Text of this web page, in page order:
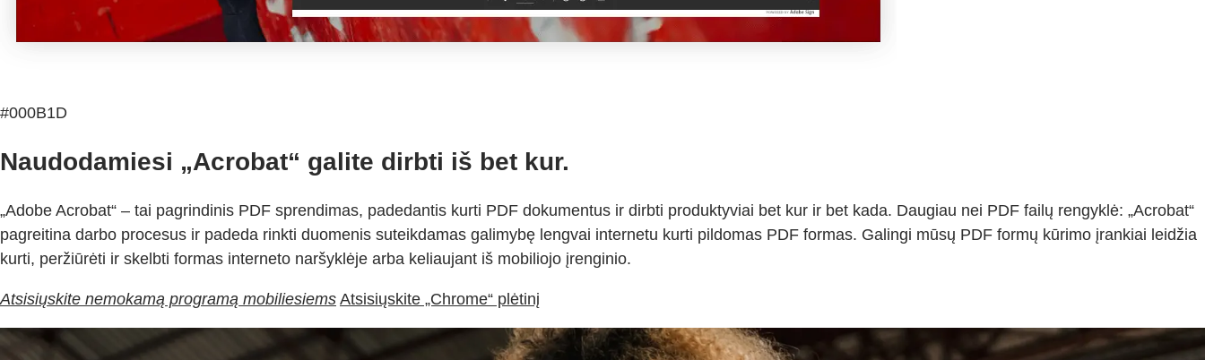
#000B1D
Naudodamiesi „Acrobat“ galite dirbti iš bet kur.
„Adobe Acrobat“ – tai pagrindinis PDF sprendimas, padedantis kurti PDF dokumentus ir dirbti produktyviai bet kur ir bet kada. Daugiau nei PDF failų rengyklė: „Acrobat“
pagreitina darbo procesus ir padeda rinkti duomenis suteikdamas galimybę lengvai internetu kurti pildomas PDF formas. Galingi mūsų PDF formų kūrimo įrankiai leidžia
kurti, peržiūrėti ir skelbti formas interneto naršyklėje arba keliaujant iš mobiliojo įrenginio.
Atsisiųskite nemokamą programą mobiliesiems Atsisiųskite „Chrome“ plėtinį